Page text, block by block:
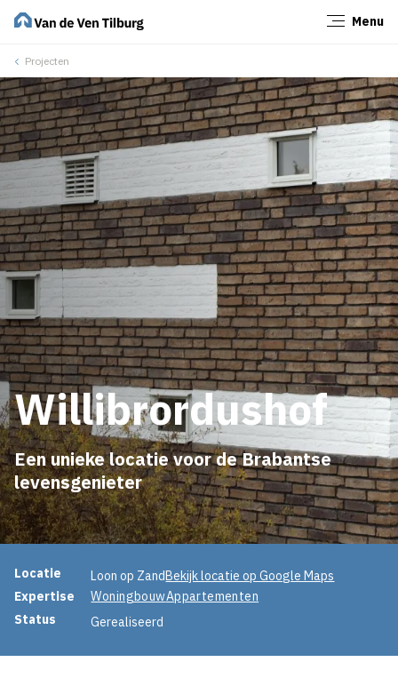
Menu
Projecten
Willibrordushof
Een unieke locatie voor de Brabantse
levensgenieter
Projectinformatie
Locatie Loon op Zand Bekijk locatie op Google Maps
Expertise
WoningbouwAppartementen
Status
Gerealiseerd
Sluiten